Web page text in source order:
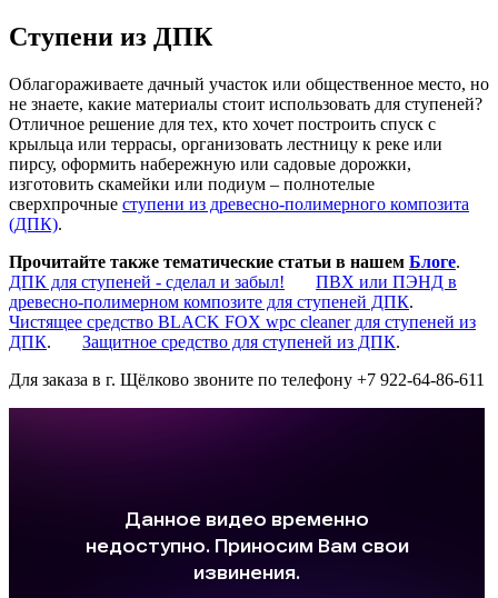
Ступени из ДПК
Облагораживаете дачный участок или общественное место, но
не знаете, какие материалы стоит использовать для ступеней?
Отличное решение для тех, кто хочет построить спуск с
крыльца или террасы, организовать лестницу к реке или
пирсу, оформить набережную или садовые дорожки,
изготовить скамейки или подиум – полнотелые
сверхпрочные ступени из древесно-полимерного композита
(ДПК).
Прочитайте также тематические статьи в нашем Блоге.
ДПК для ступеней - сделал и забыл!
ПВХ или ПЭНД в
древесно-полимерном композите для ступеней ДПК.
Чистящее средство BLACK FOX wpc cleaner для ступеней из
ДПК. Защитное средство для ступеней из ДПК.
Для заказа в г. Щёлково звоните по телефону +7 922-64-86-611